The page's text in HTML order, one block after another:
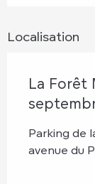
Localisation
La Forêt
Parking de
avenue du